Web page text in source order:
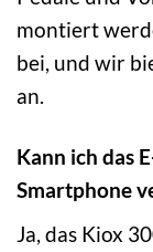
montiert
bei, und wir
an.
Kann ich das
Smartphone
Ja, das Kiox